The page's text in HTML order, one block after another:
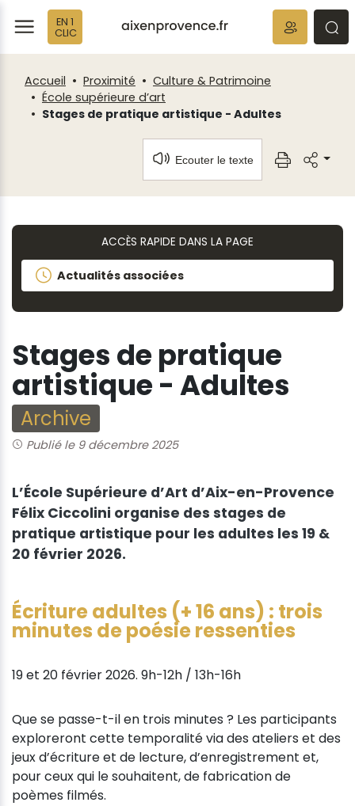
EN 1
CLIC
Accueil Proximité
Culture & Patrimoine
École supérieure d’art
Stages de pratique artistique - Adultes
Ecouter le texte
ACCÈS RAPIDE DANS LA PAGE
Actualités associées
Stages de pratique
artistique - Adultes
Archive
Publié le 9 décembre 2025
L’École Supérieure d’Art d’Aix-en-Provence
Félix Ciccolini organise des stages de
pratique artistique pour les adultes les 19 &
20 février 2026.
Écriture adultes (+ 16 ans) : trois
minutes de poésie ressenties
19 et 20 février 2026. 9h-12h / 13h-16h
Que se passe-t-il en trois minutes ? Les participants
exploreront cette temporalité via des ateliers et des
jeux d’écriture et de lecture, d’enregistrement et,
pour ceux qui le souhaitent, de fabrication de
poèmes filmés.
Fenêtre
de
chat
Panneau de gestion des cookies